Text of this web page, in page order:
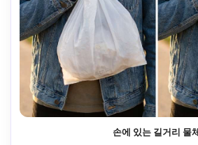
손에 있는 길거리 물체